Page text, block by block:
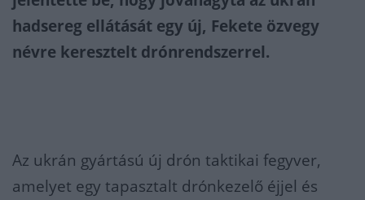
hadsereg ellátását egy új, Fekete özvegy
névre keresztelt drónrendszerrel.
Az ukrán gyártású új drón taktikai fegyver,
amelyet egy tapasztalt drónkezelő éjjel és